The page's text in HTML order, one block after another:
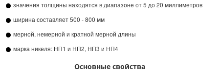
значения толщины находятся в диапазоне от 5 до 20 миллиметров
ширина составляет 500 - 800 мм
мерной, немерной и кратной мерной длины
марка никеля: НП1 и НП2, НП3 и НП4
Основные свойства